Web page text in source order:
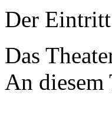
Der
Das
An diesem